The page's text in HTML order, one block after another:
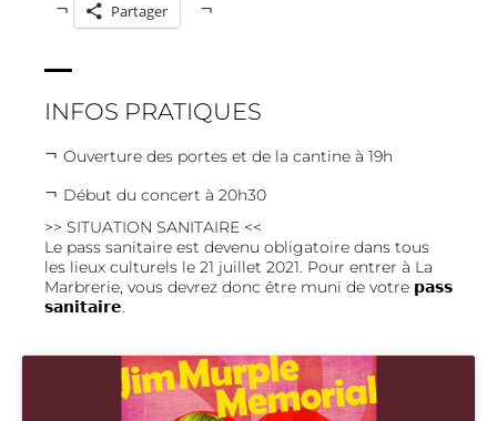
Partager
INFOS PRATIQUES
Ouverture des portes et de la cantine à 19h
Début du concert à 20h30
>> SITUATION SANITAIRE <<
Le pass sanitaire est devenu obligatoire dans tous
les lieux culturels le 21 juillet 2021. Pour entrer à La
Marbrerie, vous devrez donc être muni de votre 𝗽𝗮𝘀𝘀
𝘀𝗮𝗻𝗶𝘁𝗮𝗶𝗿𝗲.